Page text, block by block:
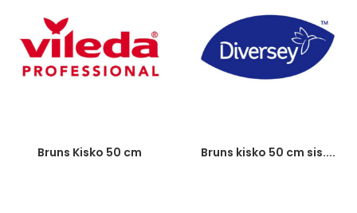
Bruns Kisko 50 cm Bruns kisko 50 cm sis....